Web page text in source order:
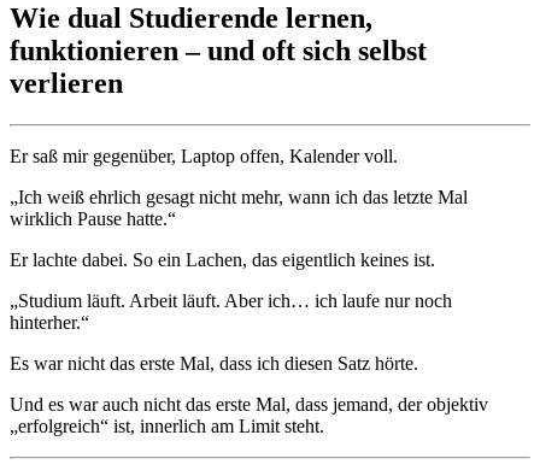
Wie dual Studierende lernen,
funktionieren – und oft sich selbst
verlieren
Er saß mir gegenüber, Laptop offen, Kalender voll.
„Ich weiß ehrlich gesagt nicht mehr, wann ich das letzte Mal
wirklich Pause hatte.“
Er lachte dabei. So ein Lachen, das eigentlich keines ist.
„Studium läuft. Arbeit läuft. Aber ich… ich laufe nur noch
hinterher.“
Es war nicht das erste Mal, dass ich diesen Satz hörte.
Und es war auch nicht das erste Mal, dass jemand, der objektiv
„erfolgreich“ ist, innerlich am Limit steht.